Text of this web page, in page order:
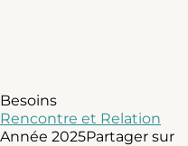
Besoins
Rencontre et Relation
Année 2025Partager sur